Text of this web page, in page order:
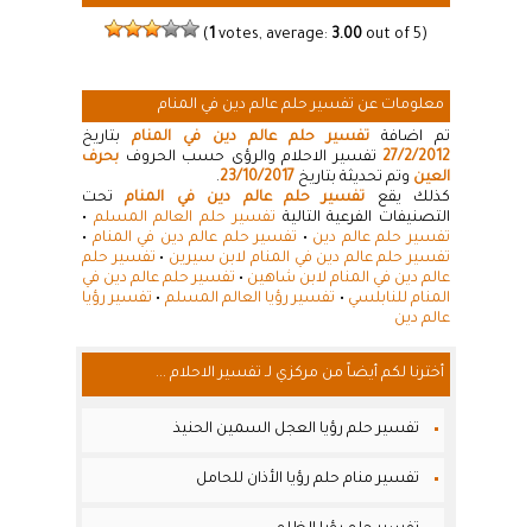
( 1 votes, average: 3.00 out of 5)
معلومات عن تفسير حلم عالم دين في المنام
تم اضافة تفسير حلم عالم دين في المنام بتاريخ
27/2/2012 تفسير الاحلام والرؤى حسب الحروف بحرف
العين وتم تحديثة بتاريخ 23/10/2017
.
كذلك يقع تفسير حلم عالم دين في المنامتحت
التصنيفات الفرعية التالية تفسير حلم العالم المسلم •
تفسير حلم عالم دين • تفسير حلم عالم دين في المنام •
تفسير حلم عالم دين في المنام لابن سيرين • تفسير حلم
عالم دين في المنام لابن شاهين • تفسير حلم عالم دين في
المنام للنابلسي • تفسير رؤيا العالم المسلم • تفسير رؤيا
عالم دين
أخترنا لكم أيضاً من مركزي لـ تفسير الاحلام ...
تفسير حلم رؤيا العجل السمين الحنيذ
تفسير منام حلم رؤيا الأذان للحامل